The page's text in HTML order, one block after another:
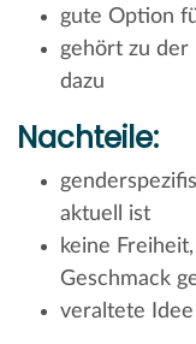
gute Option
gehört zu der
dazu
Nachteile:
aktuell ist
keine
Geschmack
veraltete Idee